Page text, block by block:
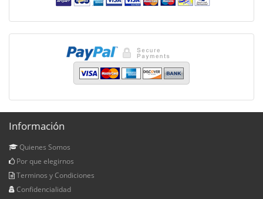
Información
Quienes Somos
Por que elegirnos
Terminos y Condiciones
Confidencialidad